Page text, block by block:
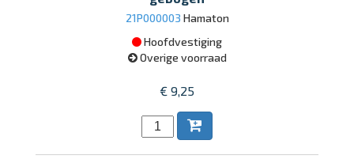
21P000003 Hamaton
Hoofdvestiging
Overige voorraad
€ 9,25